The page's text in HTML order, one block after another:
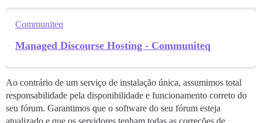
Communiteq
Managed Discourse Hosting - Communiteq
Ao contrário de um serviço de instalação única, assumimos total
responsabilidade pela disponibilidade e funcionamento correto do
seu fórum. Garantimos que o software do seu fórum esteja